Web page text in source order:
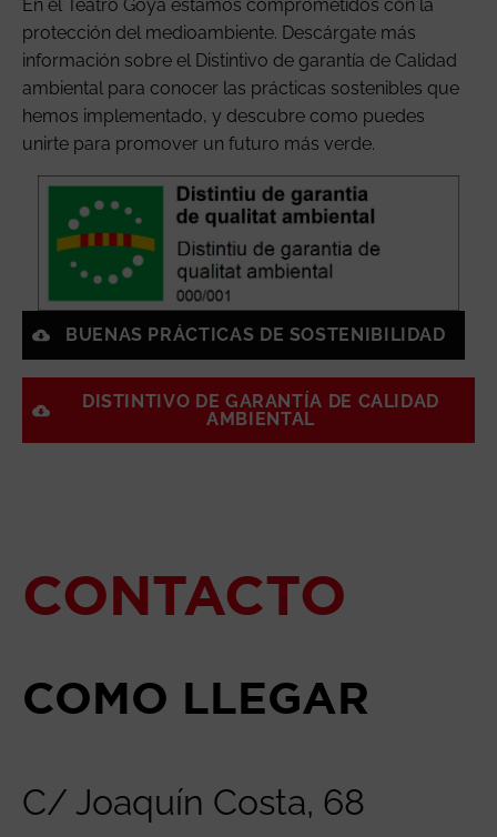
En el Teatro Goya estamos comprometidos con la
protección del medioambiente. Descárgate más
información sobre el Distintivo de garantía de Calidad
ambiental para conocer las prácticas sostenibles que
hemos implementado, y descubre como puedes
unirte para promover un futuro más verde.
BUENAS PRÁCTICAS DE SOSTENIBILIDAD
DISTINTIVO DE GARANTÍA DE CALIDAD
AMBIENTAL
CONTACTO
COMO LLEGAR
C/ Joaquín Costa, 68